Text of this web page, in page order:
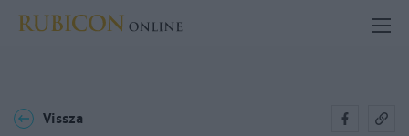
Vissza